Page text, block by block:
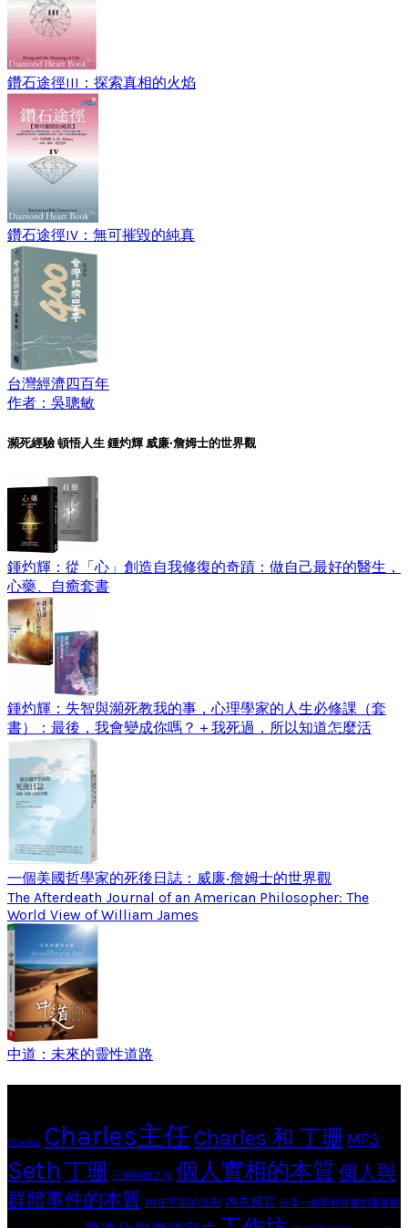
鑽石途徑III：探索真相的火焰
鑽石途徑IV：無可摧毀的純真
台灣經濟四百年
作者：吳聰敏
瀕死經驗 頓悟人生 鍾灼輝 威廉‧詹姆士的世界觀
鍾灼輝：從「心」創造自我修復的奇蹟：做自己最好的醫生，
心藥、自癒套書
鍾灼輝：失智與瀕死教我的事，心理學家的人生必修課（套
書）：最後，我會變成你嗎？＋我死過，所以知道怎麼活
一個美國哲學家的死後日誌：威廉‧詹姆士的世界觀
The Afterdeath Journal of an American Philosopher: The
World View of William James
中道：未來的靈性道路
Charles Charles主任 Charles 和 丁珊 MP3
Seth 丁珊 三個兩難之局 個人實相的本質 個人與
群體事件的本質 內在宇宙的法則 內在感官 分享一些學賽斯書的重要觀